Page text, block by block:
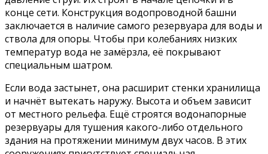
конце сети. Конструкция водопроводной башни
заключается в наличие самого резервуара для воды и
ствола для опоры. Чтобы при колебаниях низких
температур вода не замёрзла, её покрывают
специальным шатром.
Если вода застынет, она расширит стенки хранилища
и начнёт вытекать наружу. Высота и объем зависит
от местного рельефа. Ещё строятся водонапорные
резервуары для тушения какого-либо отдельного
здания на протяжении минимум двух часов. В этих